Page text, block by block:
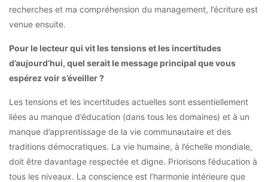
recherches et ma compréhension du management, l’écriture est
venue ensuite.
Pour le lecteur qui vit les tensions et les incertitudes
d’aujourd’hui, quel serait le message principal que vous
espérez voir s’éveiller ?
Les tensions et les incertitudes actuelles sont essentiellement
liées au manque d’éducation (dans tous les domaines) et à un
manque d’apprentissage de la vie communautaire et des
traditions démocratiques. La vie humaine, à l’échelle mondiale,
doit être davantage respectée et digne. Priorisons l’éducation à
tous les niveaux. La conscience est l’harmonie intérieure que